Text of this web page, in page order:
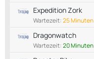
Expedition Zork
Wartezeit:25 Minuten
Dragonwatch
Wartezeit:20 Minuten